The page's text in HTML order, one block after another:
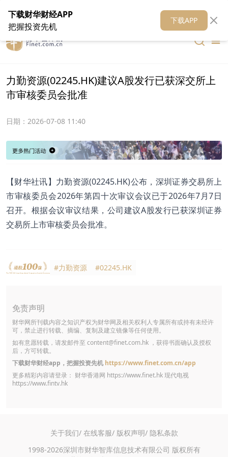
在线客服 关于我们 财华媒体矩阵 财华智库
力勤资源(02245.HK)建议A股发行已获深交所上
市审核委员会批准
日期： 2026-07-08 11:40
【财华社讯】力勤资源(02245.HK)公布，深圳证券交易所上
市审核委员会2026年第四十次审议会议已于2026年7月7日
召开。根据会议审议结果，公司建议A股发行已获深圳证券
交易所上市审核委员会批准。
#力勤资源 #02245.HK
免责声明
财华网所刊载内容之知识产权为财华网及相关权利人专属所有或持有未经许
可，禁止进行转载、摘编、复制及建立镜像等任何使用。
如有意愿转载，请发邮件至 content@finet.com.hk ，获得书面确认及授权
后，方可转载。
下载财华财经app，把握投资先机 https://www.finet.com.cn/app
更多精彩内容请登录： 财华香港网 https://www.finet.hk现代电视
https://www.fintv.hk
关于我们/ 在线客服/ 版权声明/ 隐私条款
1998-2026深圳市财华智库信息技术有限公司 版权所有
下载财华财经APP
把握投资先机
下载APP